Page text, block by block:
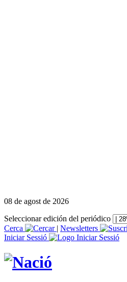
08 de agost de 2026
Seleccionar edición del periódico
Cerca
| Newsletters
Iniciar Sessió